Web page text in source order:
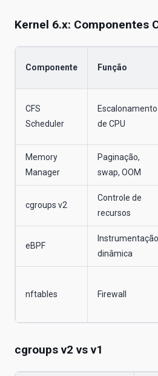
Kernel 6.x: Componentes
Componente Função
CFS
Scheduler
Escalonamento
de CPU
Memory
Manager
Paginação,
swap, OOM
cgroups v2
Controle de
recursos
eBPF
Instrumentação
dinâmica
nftables Firewall
cgroups v2 vs v1